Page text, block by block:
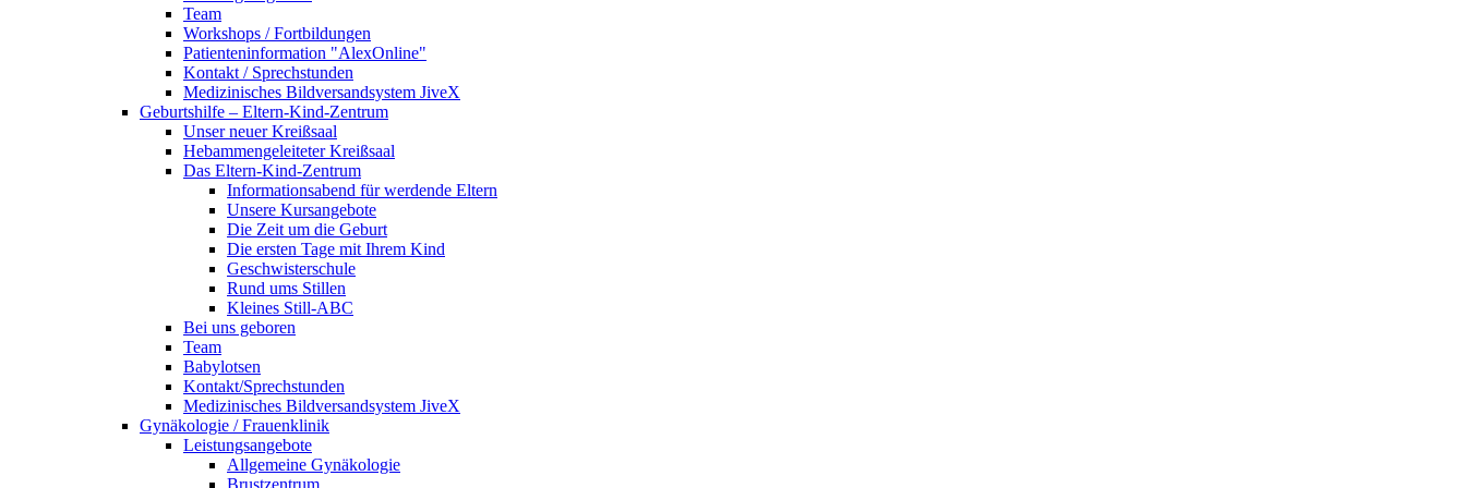
Team
Workshops / Fortbildungen
Patienteninformation "AlexOnline"
Kontakt / Sprechstunden
Medizinisches Bildversandsystem JiveX
Geburtshilfe – Eltern-Kind-Zentrum
Unser neuer Kreißsaal
Hebammengeleiteter Kreißsaal
Das Eltern-Kind-Zentrum
Informationsabend für werdende Eltern
Unsere Kursangebote
Die Zeit um die Geburt
Die ersten Tage mit Ihrem Kind
Geschwisterschule
Rund ums Stillen
Kleines Still-ABC
Bei uns geboren
Team
Babylotsen
Kontakt/Sprechstunden
Medizinisches Bildversandsystem JiveX
Gynäkologie / Frauenklinik
Leistungsangebote
Allgemeine Gynäkologie
Brustzentrum